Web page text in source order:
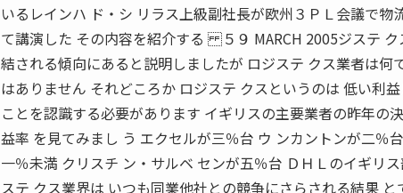
いるレインハ ド・シ リラス上級副社長が欧州３ＰＬ会議で物
て講演した その内容を紹介する ５９ MARCH 2005ジステ
結される傾向にあると説明しましたが ロジステ クス業者は何
はありません それどころか ロジステ クスというのは 低い利
ことを認識する必要があります イギリスの主要業者の昨年の
益率 を見てみまし う エクセルが三％台 ウ ンカントンが二％
一％未満 クリスチ ン・サルベ センが五％台 ＤＨＬのイギリ
ステ クス業界は いつも同業他社との競争にさらされる結果